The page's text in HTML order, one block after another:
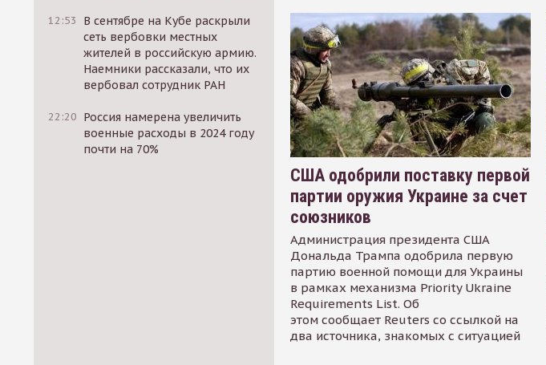
12:53
В сентябре на Кубе раскрыли
сеть вербовки местных
жителей в российскую армию.
Наемники рассказали, что их
вербовал сотрудник РАН
22:20 Россия намерена увеличить
военные расходы в 2024 году
почти на 70%
США одобрили поставку первой
партии оружия Украине за счет
союзников
Администрация президента США
Дональда Трампа одобрила первую
партию военной помощи для Украины
в рамках механизма Priority Ukraine
Requirements List. Об
этом сообщает Reuters со ссылкой на
два источника, знакомых с ситуацией